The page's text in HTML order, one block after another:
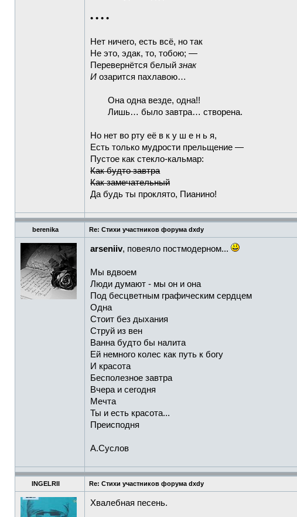
• • • •
Нет ничего, есть всё, но так
Не это, эдак, то, тобою; —
Перевернётся белый знак
И озарится пахлавою…
Она одна везде, одна!!
Лишь… было завтра… створена.
Но нет во рту её в к у ш е н ь я,
Есть только мудрости прельщение —
Пустое как стекло-кальмар:
Как будто завтра
Как замечательный
Да будь ты проклято, Пианино!
berenika Re: Стихи участников форума dxdy
arseniiv, повеяло постмодерном...
Мы вдвоем
Люди думают - мы он и она
Под бесцветным графическим сердцем
Одна
Стоит без дыхания
Струй из вен
Ванна будто бы налита
Ей немного колес как путь к богу
И красота
Бесполезное завтра
Вчера и сегодня
Мечта
Ты и есть красота...
Преисподня
А.Суслов
INGELRII Re: Стихи участников форума dxdy
Хвалебная песень.